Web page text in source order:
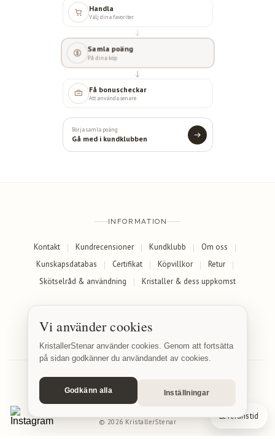
Handla
Välj dina favoriter
Samla poäng
På dina köp
Få bonuscheckar
Att använda senare
Börja samla poäng
Gå med i kundklubben
INFORMATION
Kontakt Kundrecensioner Kundklubb
Om oss
Kunskapsdatabas
Certifikat Köpvillkor
Retur
Skötselråd & användning
Kristaller & dess uppkomst
© 2026 KristallerStenar
Vi använder cookies
KristallerStenar använder cookies. Genom att fortsätta
på sidan godkänner du användandet av cookies.
Godkänn alla Inställningar